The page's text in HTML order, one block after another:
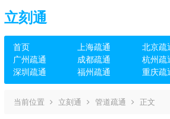
立刻通
首页 上海疏通 北京疏
广州疏通
成都疏通 杭州疏
深圳疏通
福州疏通 重庆疏
当前位置 立刻通 管道疏通 正文